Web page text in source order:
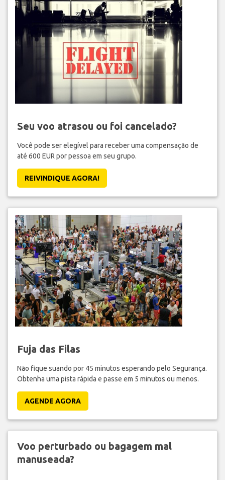
Seu voo atrasou ou foi cancelado?
Você pode ser elegível para receber uma compensação de
até 600 EUR por pessoa em seu grupo.
REIVINDIQUE AGORA!
Fuja das Filas
Não fique suando por 45 minutos esperando pelo Segurança.
Obtenha uma pista rápida e passe em 5 minutos ou menos.
AGENDE AGORA
Voo perturbado ou bagagem mal
manuseada?